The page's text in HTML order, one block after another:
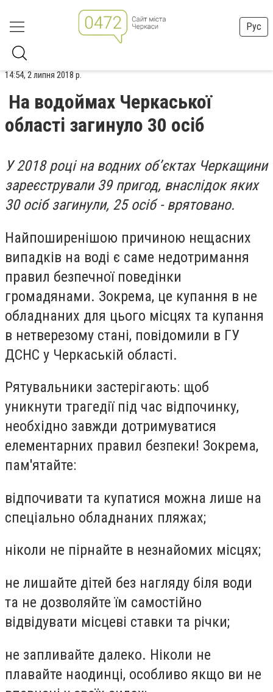
Рус
14:54, 2 липня 2018 р.
На водоймах Черкаської
області загинуло 30 осіб
У 2018 році на водних об’єктах Черкащини
зареєстрували 39 пригод, внаслідок яких
30 осіб загинули, 25 осіб - врятовано.
Найпоширенішою причиною нещасних
випадків на воді є саме недотримання
правил безпечної поведінки
громадянами. Зокрема, це купання в не
обладнаних для цього місцях та купання
в нетверезому стані, повідомили в ГУ
ДСНС у Черкаській області.
Рятувальники застерігають: щоб
уникнути трагедії під час відпочинку,
необхідно завжди дотримуватися
елементарних правил безпеки! Зокрема,
пам'ятайте:
відпочивати та купатися можна лише на
спеціально обладнаних пляжах;
ніколи не пірнайте в незнайомих місцях;
не лишайте дітей без нагляду біля води
та не дозволяйте їм самостійно
відвідувати місцеві ставки та річки;
не запливайте далеко. Ніколи не
плавайте наодинці, особливо якщо ви не